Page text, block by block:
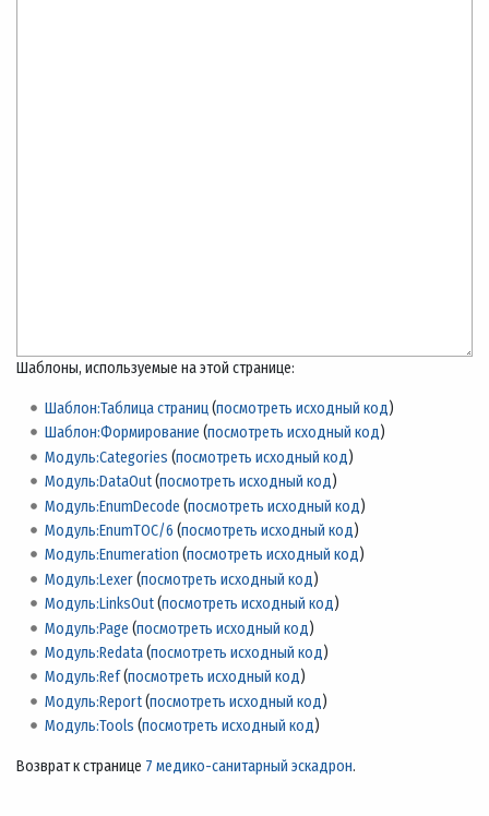
Шаблоны, используемые на этой странице:
Шаблон:Таблица страниц(посмотреть исходный код)
Шаблон:Формирование (посмотреть исходный код)
Модуль:Categories (посмотреть исходный код)
Модуль:DataOut(посмотреть исходный код)
Модуль:EnumDecode (посмотреть исходный код)
Модуль:EnumTOC/6 (посмотреть исходный код)
Модуль:Enumeration (посмотреть исходный код)
Модуль:Lexer(посмотреть исходный код)
Модуль:LinksOut(посмотреть исходный код)
Модуль:Page (посмотреть исходный код)
Модуль:Redata(посмотреть исходный код)
Модуль:Ref(посмотреть исходный код)
Модуль:Report(посмотреть исходный код)
Модуль:Tools (посмотреть исходный код)
Возврат к странице 7 медико-санитарный эскадрон.